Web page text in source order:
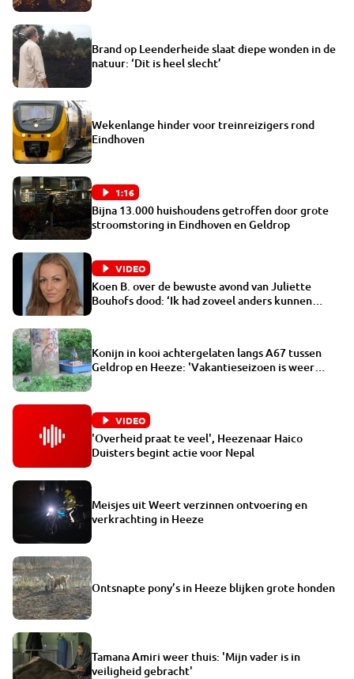
Brand op Leenderheide slaat diepe wonden in de
natuur: ‘Dit is heel slecht’
Wekenlange hinder voor treinreizigers rond
Eindhoven
1:16
Bijna 13.000 huishoudens getroffen door grote
stroomstoring in Eindhoven en Geldrop
VIDEO
Koen B. over de bewuste avond van Juliette
Bouhofs dood: ‘Ik had zoveel anders kunnen
Konijn in kooi achtergelaten langs A67 tussen
Geldrop en Heeze: 'Vakantieseizoen is weer
VIDEO
'Overheid praat te veel', Heezenaar Haico
Duisters begint actie voor Nepal
Meisjes uit Weert verzinnen ontvoering en
verkrachting in Heeze
Ontsnapte pony’s in Heeze blijken grote honden
Tamana Amiri weer thuis: 'Mijn vader is in
veiligheid gebracht'